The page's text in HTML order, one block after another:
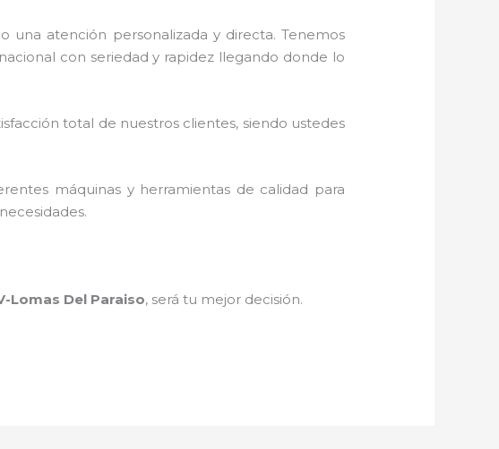
una atención personalizada y directa. Tenemos
con seriedad y rapidez llegando donde lo
total de nuestros clientes, siendo ustedes
máquinas y herramientas de calidad para
Lomas Del Paraiso, será tu mejor decisión.